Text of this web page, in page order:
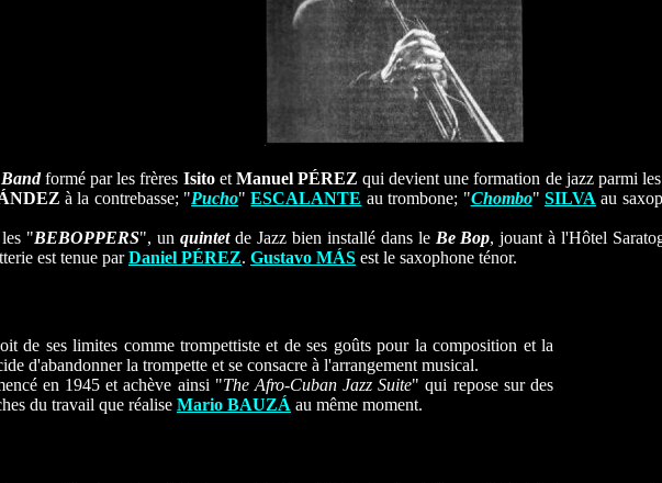
Bandformé par les frères Isitoet Manuel PÉREZ qui devient une formation de jazz parmi
à la contrebasse; "Pucho"ESCALANTE au trombone; "Chombo" SILVA au
"BEBOPPERS", unquintetde Jazz bien installé dans le Be Bop, jouant à l'Hôtel
est tenue parDaniel PÉREZ. Gustavo MÁS est le saxophone ténor.
de ses limites comme trompettiste et de ses goûts pour la composition et la
d'abandonner la trompette et se consacre à l'arrangement musical.
en 1945 et achève ainsi "The Afro-Cuban Jazz Suite" qui repose sur des
du travail que réalise Mario BAUZÁ au même moment.